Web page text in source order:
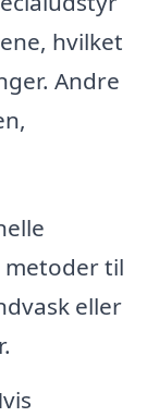
hvilket
Andre
til
eller